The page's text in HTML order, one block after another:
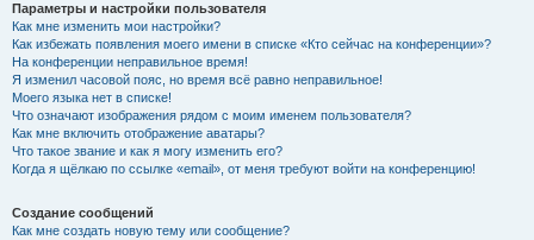
Параметры и настройки пользователя
Как мне изменить мои настройки?
Как избежать появления моего имени в списке «Кто сейчас на конференции»?
На конференции неправильное время!
Я изменил часовой пояс, но время всё равно неправильное!
Моего языка нет в списке!
Что означают изображения рядом с моим именем пользователя?
Как мне включить отображение аватары?
Что такое звание и как я могу изменить его?
Когда я щёлкаю по ссылке «email», от меня требуют войти на конференцию!
Создание сообщений
Как мне создать новую тему или сообщение?